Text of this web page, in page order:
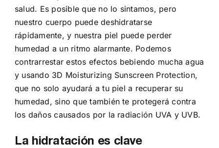
salud. Es posible que no lo sintamos, pero
nuestro cuerpo puede deshidratarse
rápidamente, y nuestra piel puede perder
humedad a un ritmo alarmante. Podemos
contrarrestar estos efectos bebiendo mucha agua
y usando 3D Moisturizing Sunscreen Protection,
que no solo ayudará a tu piel a recuperar su
humedad, sino que también te protegerá contra
los daños causados por la radiación UVA y UVB.
La hidratación es clave